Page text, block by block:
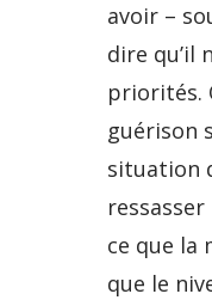
avoir –
dire qu’il
priorités.
guérison
situation
ce que la
que le